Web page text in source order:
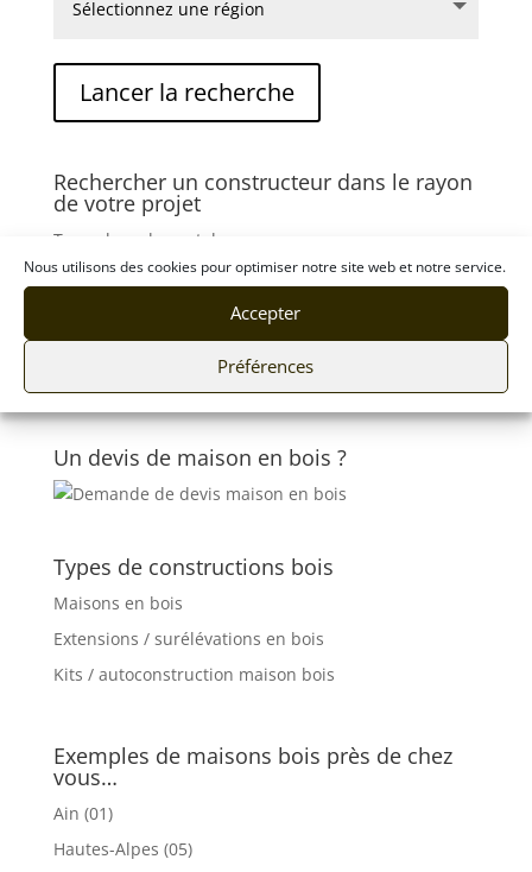
Nous utilisons des cookies pour optimiser notre site web et notre service.
Accepter
Préférences
Rechercher un constructeur dans le rayon
de votre projet
Tapez le code postal :
Un devis de maison en bois ?
Types de constructions bois
Maisons en bois
Extensions / surélévations en bois
Kits / autoconstruction maison bois
Exemples de maisons bois près de chez
vous…
Ain (01)
Hautes-Alpes (05)